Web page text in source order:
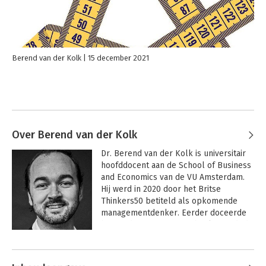
Berend van der Kolk 15 december 2021
Over Berend van der Kolk
Dr. Berend van der Kolk is universitair
hoofddocent aan de School of Business
and Economics van de VU Amsterdam.
Hij werd in 2020 door het Britse
Thinkers50 betiteld als opkomende
managementdenker. Eerder doceerde
Rijksuniversiteit Groningen. Hij
Andere boeken door Berend van der
Kolk